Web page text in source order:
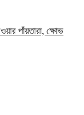
পাঁয়তারা, ক্ষোভ